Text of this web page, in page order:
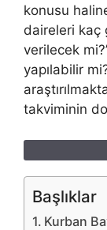
konusu
daireleri kaç
verilecek
yapılabilir
takviminin
Başlıklar
Kurban